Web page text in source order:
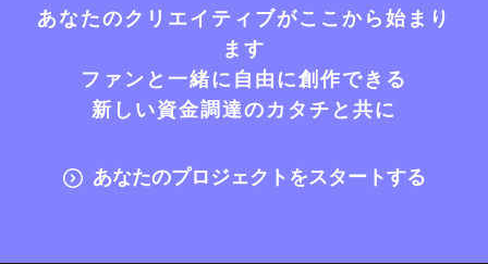
あなたのクリエイティブがここから始まり
ます
ファンと一緒に自由に創作できる
新しい資金調達のカタチと共に
あなたのプロジェクトをスタートする